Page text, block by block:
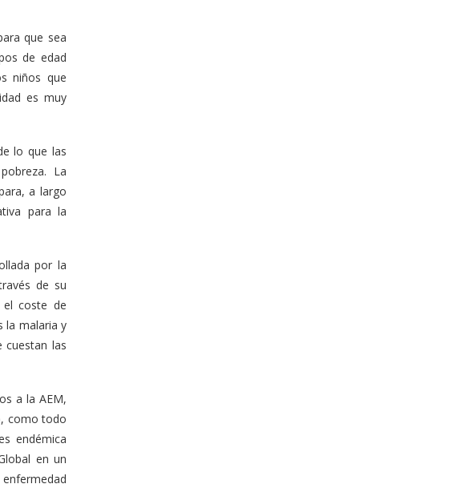
que sea
de edad
niños que
es muy
lo que las
La
a largo
para la
por la
de su
el coste de
la malaria y
cuestan las
a la AEM,
como todo
endémica
en un